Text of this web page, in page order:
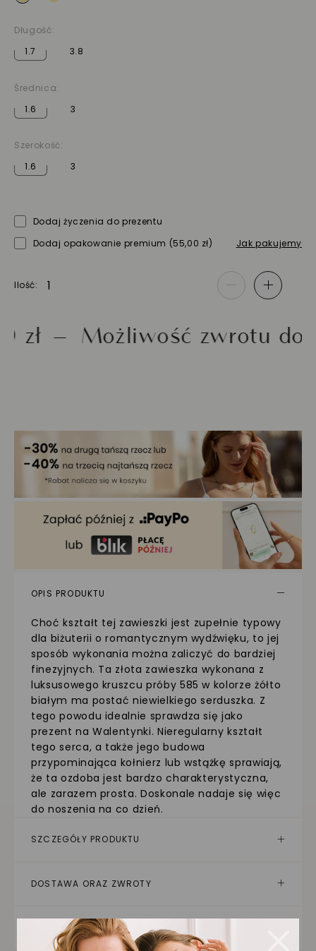
Długość:
1.7
3.8
Średnica:
1.6
3
Szerokość:
1.6
3
Dodaj życzenia do prezentu
Dodaj opakowanie premium (55,00 zł) Jak pakujemy
Ilość - +
Możliwość zwrotu do 30
OPIS PRODUKTU
Choć kształt tej zawieszki jest zupełnie typowy
dla biżuterii o romantycznym wydźwięku, to jej
sposób wykonania można zaliczyć do bardziej
finezyjnych. Ta złota zawieszka wykonana z
luksusowego kruszcu próby 585 w kolorze żółto
białym ma postać niewielkiego serduszka. Z
tego powodu idealnie sprawdza się jako
prezent na Walentynki. Nieregularny kształt
tego serca, a także jego budowa
przypominająca kołnierz lub wstążkę sprawiają,
że ta ozdoba jest bardzo charakterystyczna,
ale zarazem prosta. Doskonale nadaje się więc
do noszenia na co dzień.
SZCZEGÓŁY PRODUKTU
DOSTAWA ORAZ ZWROTY
ZAKUPY NA RATY